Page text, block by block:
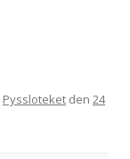
Pyssloteket den 24